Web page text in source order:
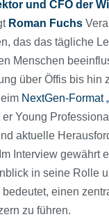
und CFO der
Roman Fuchs
das das tägliche
Menschen
über Öffis bis hin
NextGen-Format
er Young
aktuelle
Interview gewährt
in seine Rolle
einen
zu führen.